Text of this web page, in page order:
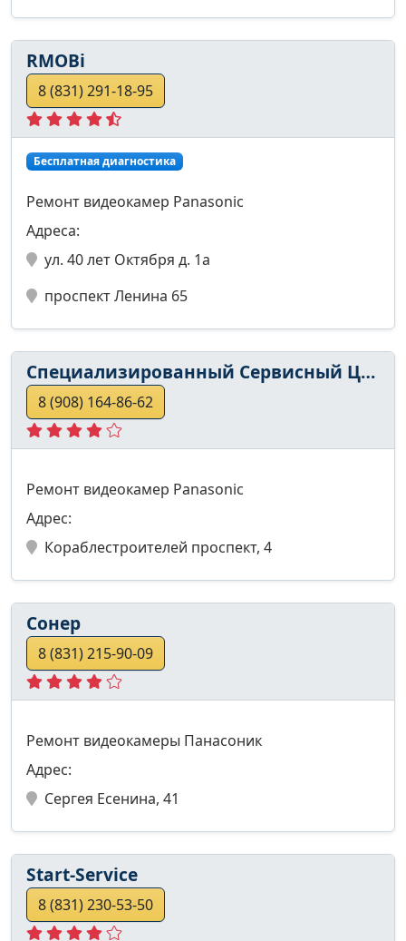
RMOBi
8 (831) 291-18-95
Бесплатная диагностика
Ремонт видеокамер Panasonic
Адреса:
ул. 40 лет Октября д. 1а
проспект Ленина 65
Специализированный Сервисный Центр
8 (908) 164-86-62
Ремонт видеокамер Panasonic
Адрес:
Кораблестроителей проспект, 4
Сонер
8 (831) 215-90-09
Ремонт видеокамеры Панасоник
Адрес:
Сергея Есенина, 41
Start-Service
8 (831) 230-53-50